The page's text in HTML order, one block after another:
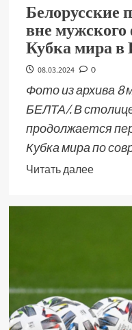
Белорусские
вне мужского
Кубка мира в
08.03.2024 0
Фото из архива 8
БЕЛТА/. В
продолжается
Кубка мира по
Читать далее